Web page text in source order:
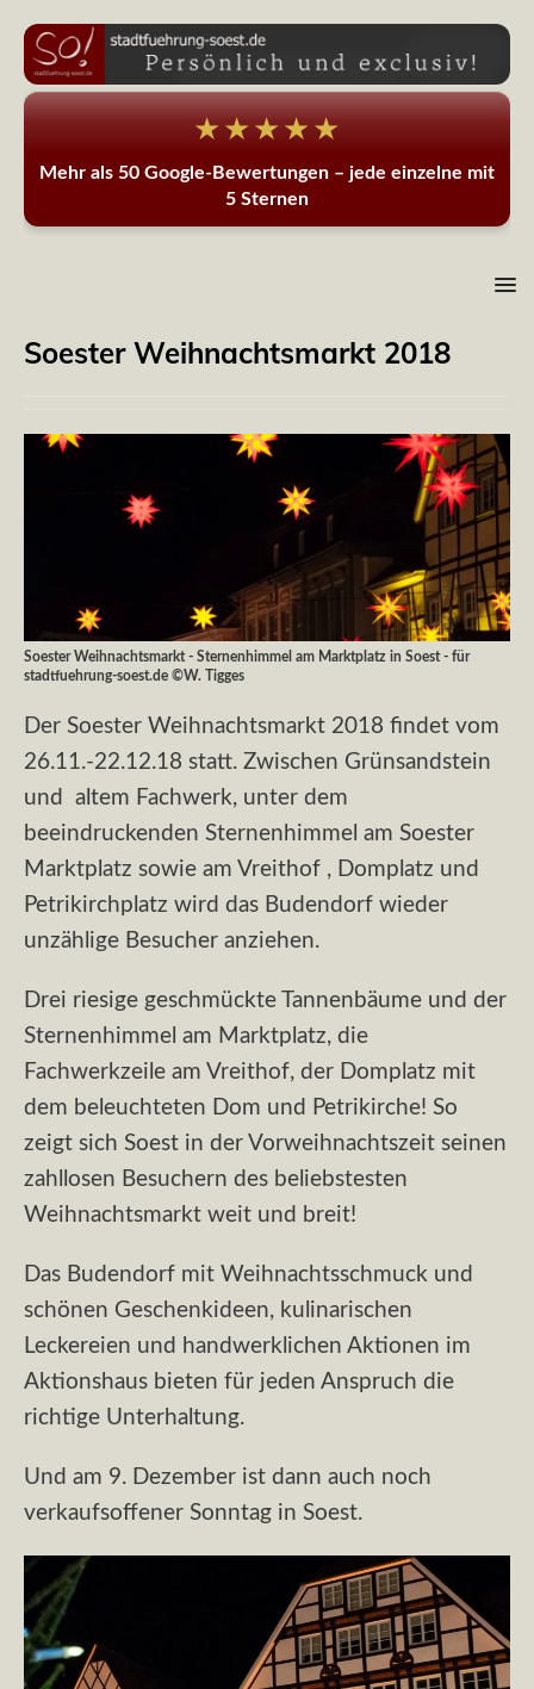
★★★★★
Mehr als 50 Google-Bewertungen – jede einzelne mit
5 Sternen
Soester Weihnachtsmarkt 2018
Soester Weihnachtsmarkt - Sternenhimmel am Marktplatz in Soest - für
stadtfuehrung-soest.de ©W. Tigges
Der Soester Weihnachtsmarkt 2018 findet vom
26.11.-22.12.18 statt. Zwischen Grünsandstein
und altem Fachwerk, unter dem
beeindruckenden Sternenhimmel am Soester
Marktplatz sowie am Vreithof , Domplatz und
Petrikirchplatz wird das Budendorf wieder
unzählige Besucher anziehen.
Drei riesige geschmückte Tannenbäume und der
Sternenhimmel am Marktplatz, die
Fachwerkzeile am Vreithof, der Domplatz mit
dem beleuchteten Dom und Petrikirche! So
zeigt sich Soest in der Vorweihnachtszeit seinen
zahllosen Besuchern des beliebstesten
Weihnachtsmarkt weit und breit!
Das Budendorf mit Weihnachtsschmuck und
schönen Geschenkideen, kulinarischen
Leckereien und handwerklichen Aktionen im
Aktionshaus bieten für jeden Anspruch die
richtige Unterhaltung.
Und am 9. Dezember ist dann auch noch
verkaufsoffener Sonntag in Soest.